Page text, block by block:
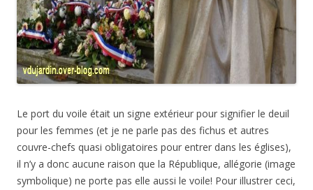
Le port du voile était un signe extérieur pour signifier le deuil
pour les femmes (et je ne parle pas des fichus et autres
couvre-chefs quasi obligatoires pour entrer dans les églises),
il n’y a donc aucune raison que la République, allégorie (image
symbolique) ne porte pas elle aussi le voile! Pour illustrer ceci,